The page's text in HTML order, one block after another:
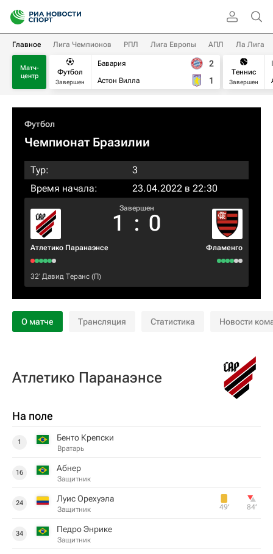
Главное Лига Чемпионов РПЛ Лига Европы АПЛ Ла Лига
Матч-
центр
Футбол
Завершен
Бавария
Астон Вилла
2
1
Теннис
Завершен
Футбол
Чемпионат Бразилии
Тур:
3
Время начала:
23.04.2022 в 22:30
Атлетико Паранаэнсе
Завершен
1 : 0
Фламенго
32‎’‎ Давид Теранс (П)
О матче Трансляция Статистика Новости
Атлетико Паранаэнсе
На поле
1 Бенто Крепски
Вратарь
16 Абнер
Защитник
24 Луис Орехуэла
Защитник 49‎’‎ 84‎’‎
34 Педро Энрике
Защитник